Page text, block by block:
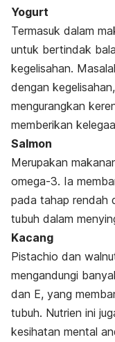
Yogurt
Termasuk dalam
untuk bertindak
kegelisahan.
dengan
mengurangkan
memberikan
Salmon
Merupakan
omega-3. Ia
pada tahap rendah
tubuh dalam
Kacang
Pistachio dan
mengandungi
dan E, yang
tubuh. Nutrien ini
kesihatan mental